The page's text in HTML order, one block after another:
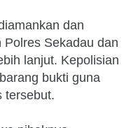
dan
Sekadau dan
lanjut. Kepolisian
bukti guna
tersebut.